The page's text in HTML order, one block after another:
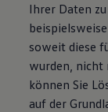
Ihrer Daten
soweit diese
wurden, nicht
können Sie
auf der